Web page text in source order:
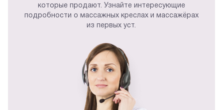
которые продают. Узнайте интересующие
подробности о массажных креслах и массажёрах
из первых уст.